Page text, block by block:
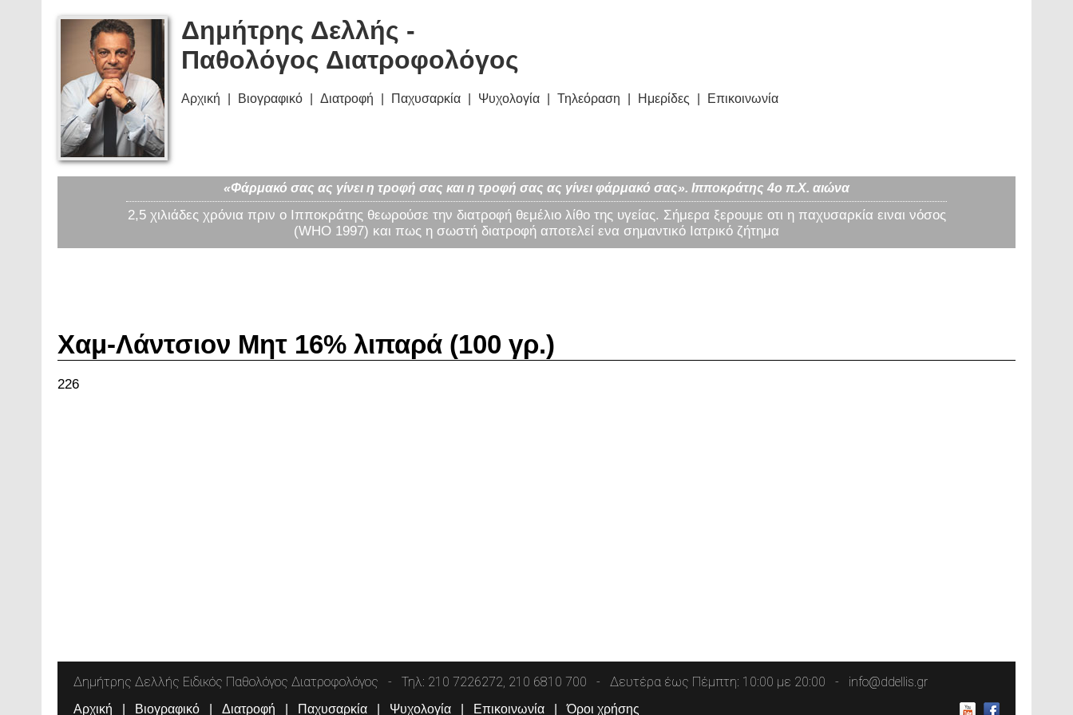
Δημήτρης Δελλής -
Παθολόγος Διατροφολόγος
Αρχική Βιογραφικό Διατροφή Παχυσαρκία Ψυχολογία Τηλεόραση Ημερίδες Επικοινωνία
«Φάρμακό σας ας γίνει η τροφή σας και η τροφή σας ας γίνει φάρμακό σας». Ιπποκράτης 4ο π.Χ. αιώνα
2,5 χιλιάδες χρόνια πριν ο Ιπποκράτης θεωρούσε την διατροφή θεμέλιο λίθο της υγείας. Σήμερα ξερουμε οτι η παχυσαρκία ειναι νόσος
(WHO 1997) και πως η σωστή διατροφή αποτελεί ενα σημαντικό Ιατρικό ζήτημα
Χαμ-Λάντσιον Μητ 16% λιπαρά (100 γρ.)
226
Δημήτρης Δελλής Ειδικός Παθολόγος Διατροφολόγος Τηλ: 210 7226272, 210 6810 700 Δευτέρα έως Πέμπτη: 10:00 με 20:00 info@ddellis.gr
Αρχική Βιογραφικό Διατροφή Παχυσαρκία Ψυχολογία Επικοινωνία Όροι χρήσης